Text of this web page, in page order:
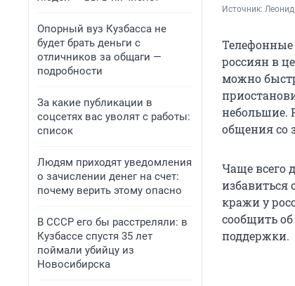
Опорный вуз Кузбасса не
будет брать деньги с
отличников за общаги —
подробности
За какие публикации в
соцсетях вас уволят с работы:
список
Людям приходят уведомления
о зачислении денег на счет:
почему верить этому опасно
В СССР его бы расстреляли: в
Кузбассе спустя 35 лет
поймали убийцу из
Новосибирска
Источник:
россиян в
можно
небольшие.
общения со
Чаще всего
избавиться
кражи у
сообщить
поддержки.